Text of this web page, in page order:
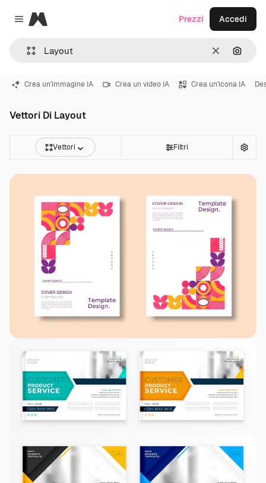
Close menu
Magnific
CancellaCerca
Prezzi Accedi
Crea un'immagine IA Crea un video IA Crea un'icona IA
Vettori Di Layout
Vettori Filtri